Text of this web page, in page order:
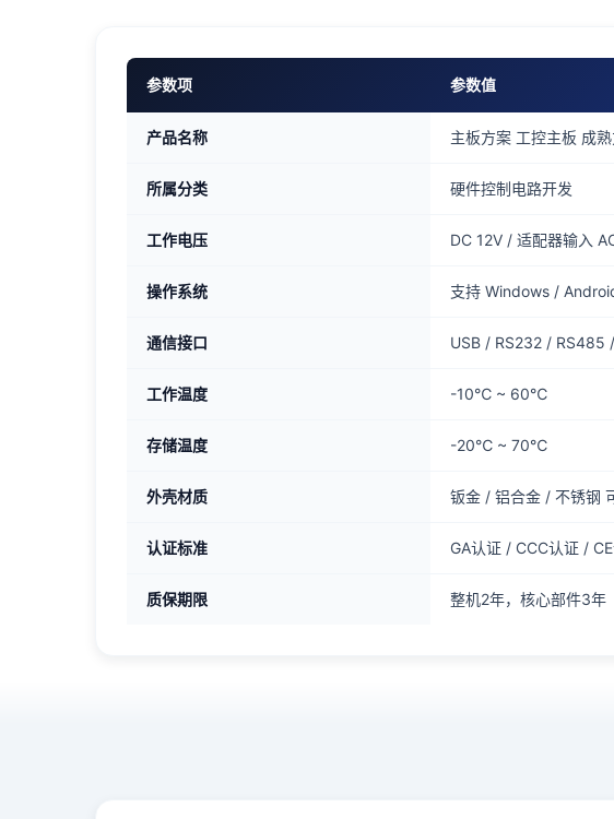
参数项 参数值
产品名称 主板方案 工控主板 成
所属分类 硬件控制电路开发
工作电压 DC 12V / 适配器输入
操作系统 支持 Windows /
通信接口 USB / RS232 / RS485
工作温度 -10℃ ~ 60℃
存储温度 -20℃ ~ 70℃
外壳材质 钣金 / 铝合金 / 不锈钢
认证标准 GA认证 / CCC认证 /
质保期限 整机2年，核心部件3年